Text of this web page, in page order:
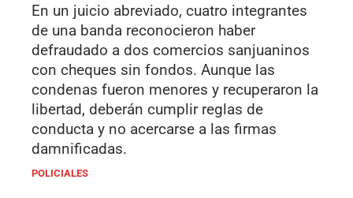
En un juicio abreviado, cuatro integrantes
de una banda reconocieron haber
defraudado a dos comercios sanjuaninos
con cheques sin fondos. Aunque las
condenas fueron menores y recuperaron la
libertad, deberán cumplir reglas de
conducta y no acercarse a las firmas
damnificadas.
POLICIALES